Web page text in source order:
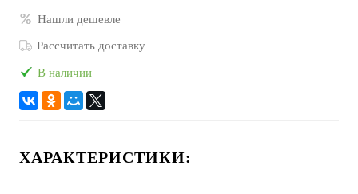
Нашли дешевле
Рассчитать доставку
В наличии
ХАРАКТЕРИСТИКИ: